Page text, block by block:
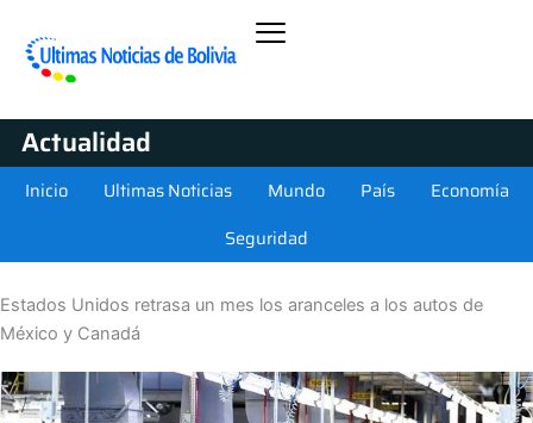
Actualidad
Inicio Ultimas Noticias Mundo País
Economía
Seguridad
Estados Unidos retrasa un mes los aranceles a los autos de
México y Canadá